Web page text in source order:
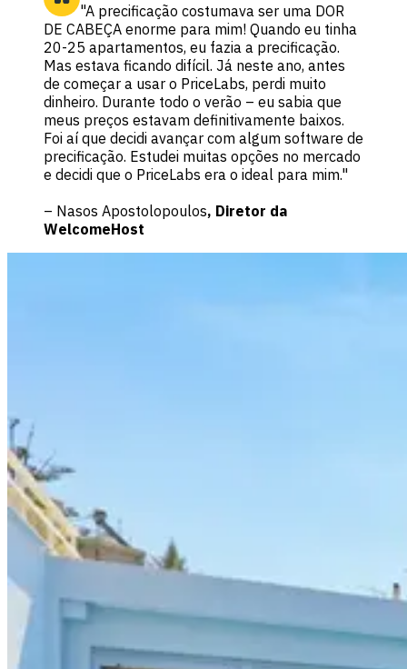
"A precificação costumava ser uma DOR
DE CABEÇA enorme para mim! Quando eu tinha
20-25 apartamentos, eu fazia a precificação.
Mas estava ficando difícil. Já neste ano, antes
de começar a usar o PriceLabs, perdi muito
dinheiro. Durante todo o verão – eu sabia que
meus preços estavam definitivamente baixos.
Foi aí que decidi avançar com algum software de
precificação. Estudei muitas opções no mercado
e decidi que o PriceLabs era o ideal para mim."
– Nasos Apostolopoulos, Diretor da
WelcomeHost